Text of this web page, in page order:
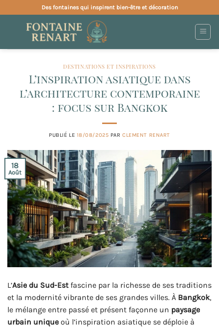
au
contenu
Des fontaines qui inspirent bien-être et décoration
DESTINATIONS ET INSPIRATIONS
L’inspiration asiatique dans
l’architecture contemporaine
: focus sur Bangkok
PUBLIÉ LE 18/08/2025 PARCLEMENT RENART
18
Août
L’Asie du Sud-Est fascine par la richesse de ses traditions
et la modernité vibrante de ses grandes villes. À Bangkok,
le mélange entre passé et présent façonne un paysage
urbain unique où l’inspiration asiatique se déploie à